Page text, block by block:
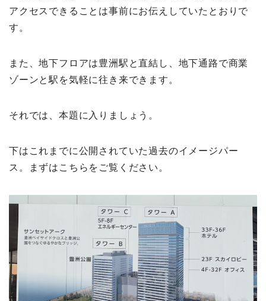
アクセスできることは事前にお伝えしていたとおりで
す。
また、地下フロアは豊洲駅と直結し、地下通路で商業
ゾーンと駅を気軽に往き来できます。
それでは、本題に入りましょう。
下はこれまでに公開されていた過去のイメージパー
ス。まずはこちらをご覧ください。